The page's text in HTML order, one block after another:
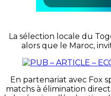
La sélection locale du
alors que le Maroc,
En partenariat avec Fox
matchs à élimination